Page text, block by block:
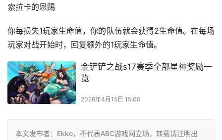
索拉卡的恩赐
你每损失1玩家生命值，你的队伍就会获得2生命值。在每场
玩家对战开始时，回复额外的1玩家生命值。
本文发布者：Ekko，不代表ABC游戏网立场，转载请注明出